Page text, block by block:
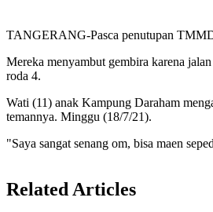
TANGERANG-Pasca penutupan
Mereka menyambut gembira karena
roda 4.
Wati (11) anak Kampung Daraham
temannya. Minggu (18/7/21).
"Saya sangat senang om, bisa maen
Related Articles